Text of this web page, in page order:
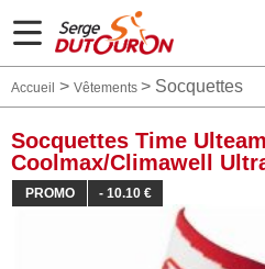
Accueil > Vêtements > Socquettes
Socquettes Time
Coolmax/Climawell
PROMO - 10.10 €